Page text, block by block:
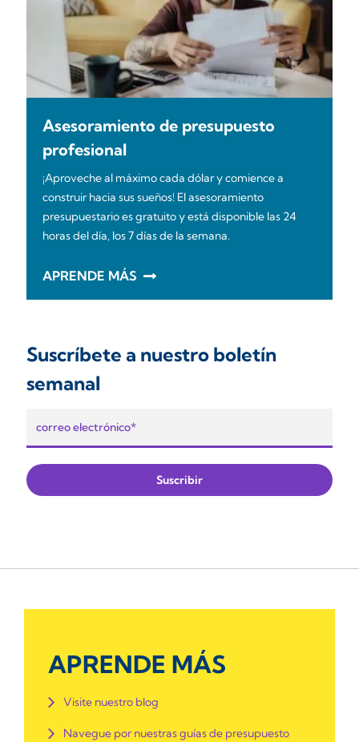
Asesoramiento de presupuesto
profesional
¡Aproveche al máximo cada dólar y comience a
construir hacia sus sueños! El asesoramiento
presupuestario es gratuito y está disponible las 24
horas del día, los 7 días de la semana.
APRENDE MÁS
Suscríbete a nuestro boletín
semanal
APRENDE MÁS
Visite nuestro blog
Navegue por nuestras guías de presupuesto